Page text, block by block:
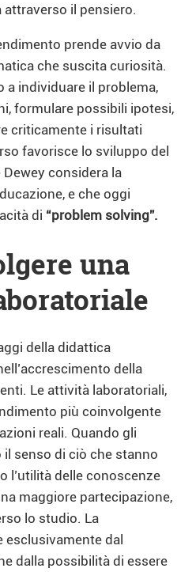
attraverso il pensiero.
prende avvio da
che suscita curiosità.
a individuare il problema,
formulare possibili ipotesi,
criticamente i risultati
favorisce lo sviluppo del
considera la
e che oggi
di “problem solving”.
una
della didattica
della
Le attività laboratoriali,
più coinvolgente
reali. Quando gli
senso di ciò che stanno
l’utilità delle conoscenze
maggiore partecipazione,
lo studio. La
esclusivamente dal
dalla possibilità di essere